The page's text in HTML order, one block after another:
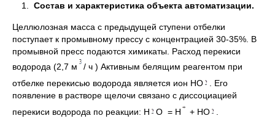
1. Состав и характеристика объекта автоматизации.
Целлюлозная масса с предыдущей ступени отбелки
поступает к промывному прессу с концентрацией 30-35%. В
промывной пресс подаются химикаты. Расход перекиси
водорода (2,7 м
/ ч ) Активным белящим реагентом при
отбелке перекисью водорода является ион НО
. Его
появление в растворе щелочи связано с диссоциацией
перекиси водорода по реакции: Н
О = Н + НО